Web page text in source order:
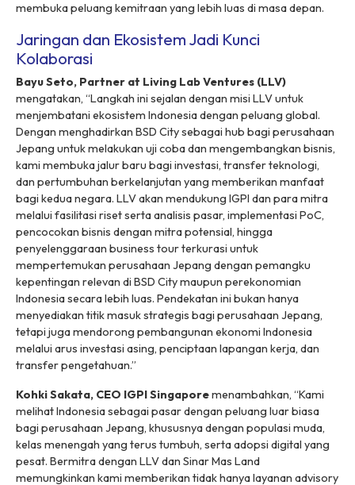
membuka peluang kemitraan yang lebih luas di masa depan.
Jaringan dan Ekosistem Jadi Kunci
Kolaborasi
Bayu Seto, Partner at Living Lab Ventures (LLV)
mengatakan, “Langkah ini sejalan dengan misi LLV untuk
menjembatani ekosistem Indonesia dengan peluang global.
Dengan menghadirkan BSD City sebagai hub bagi perusahaan
Jepang untuk melakukan uji coba dan mengembangkan bisnis,
kami membuka jalur baru bagi investasi, transfer teknologi,
dan pertumbuhan berkelanjutan yang memberikan manfaat
bagi kedua negara. LLV akan mendukung IGPI dan para mitra
melalui fasilitasi riset serta analisis pasar, implementasi PoC,
pencocokan bisnis dengan mitra potensial, hingga
penyelenggaraan business tourterkurasi untuk
mempertemukan perusahaan Jepang dengan pemangku
kepentingan relevan di BSD City maupun perekonomian
Indonesia secara lebih luas. Pendekatan ini bukan hanya
menyediakan titik masuk strategis bagi perusahaan Jepang,
tetapi juga mendorong pembangunan ekonomi Indonesia
melalui arus investasi asing, penciptaan lapangan kerja, dan
transfer pengetahuan.”
Kohki Sakata, CEO IGPI Singaporemenambahkan, “Kami
melihat Indonesia sebagai pasar dengan peluang luar biasa
bagi perusahaan Jepang, khususnya dengan populasi muda,
kelas menengah yang terus tumbuh, serta adopsi digital yang
pesat. Bermitra dengan LLV dan Sinar Mas Land
memungkinkan kami memberikan tidak hanya layanan advisory